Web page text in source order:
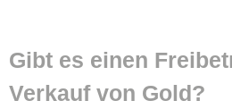
Gibt es einen
Verkauf von Gold?